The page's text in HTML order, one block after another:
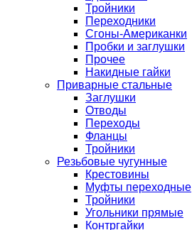
Тройники
Переходники
Сгоны-Американки
Пробки и заглушки
Прочее
Накидные гайки
Приварные стальные
Заглушки
Отводы
Переходы
Фланцы
Тройники
Резьбовые чугунные
Крестовины
Муфты переходные
Тройники
Угольники прямые
Контргайки